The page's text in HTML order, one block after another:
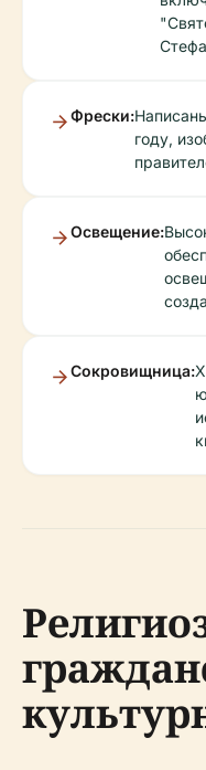
Фрески:
году,
Освещение:
Сокровищница: